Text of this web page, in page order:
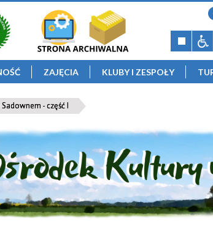
ZAJĘCIA KLUBY I ZESPOŁY
- część I